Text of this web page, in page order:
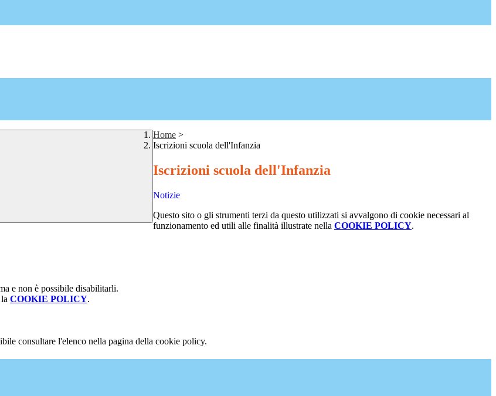
Home >
Iscrizioni scuola dell'Infanzia
Iscrizioni scuola dell'Infanzia
Notizie
Questo sito o gli strumenti terzi da questo utilizzati si avvalgono di cookie necessari al
funzionamento ed utili alle finalità illustrate nella COOKIE POLICY.
e non è possibile disabilitarli.
COOKIE POLICY.
consultare l'elenco nella pagina della cookie policy.